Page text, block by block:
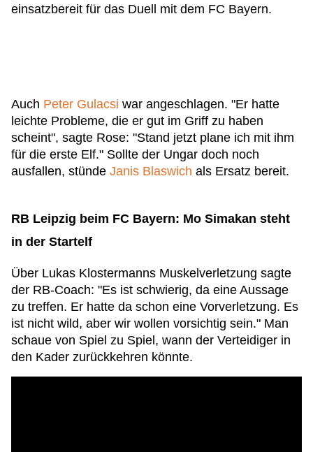
einsatzbereit für das Duell mit dem FC Bayern.
Auch Peter Gulacsi war angeschlagen. "Er hatte
leichte Probleme, die er gut im Griff zu haben
scheint", sagte Rose: "Stand jetzt plane ich mit ihm
für die erste Elf." Sollte der Ungar doch noch
ausfallen, stünde Janis Blaswich als Ersatz bereit.
RB Leipzig beim FC Bayern: Mo Simakan steht
in der Startelf
Über Lukas Klostermanns Muskelverletzung sagte
der RB-Coach: "Es ist schwierig, da eine Aussage
zu treffen. Er hatte da schon eine Vorverletzung. Es
ist nicht wild, aber wir wollen vorsichtig sein." Man
schaue von Spiel zu Spiel, wann der Verteidiger in
den Kader zurückkehren könnte.